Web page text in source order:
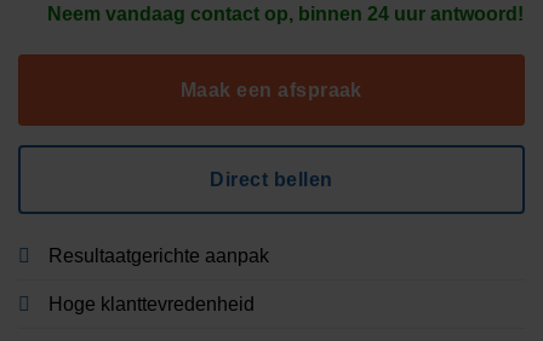
Neem vandaag contact op, binnen 24 uur antwoord!
Maak een afspraak
Direct bellen
Resultaatgerichte aanpak
Hoge klanttevredenheid